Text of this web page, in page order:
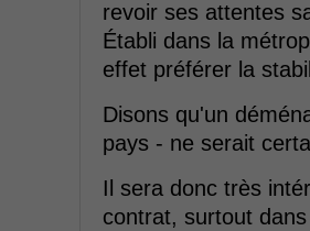
revoir ses attentes
Établi dans la
effet préférer la
Disons qu'un
pays - ne serait
Il sera donc très
contrat, surtout